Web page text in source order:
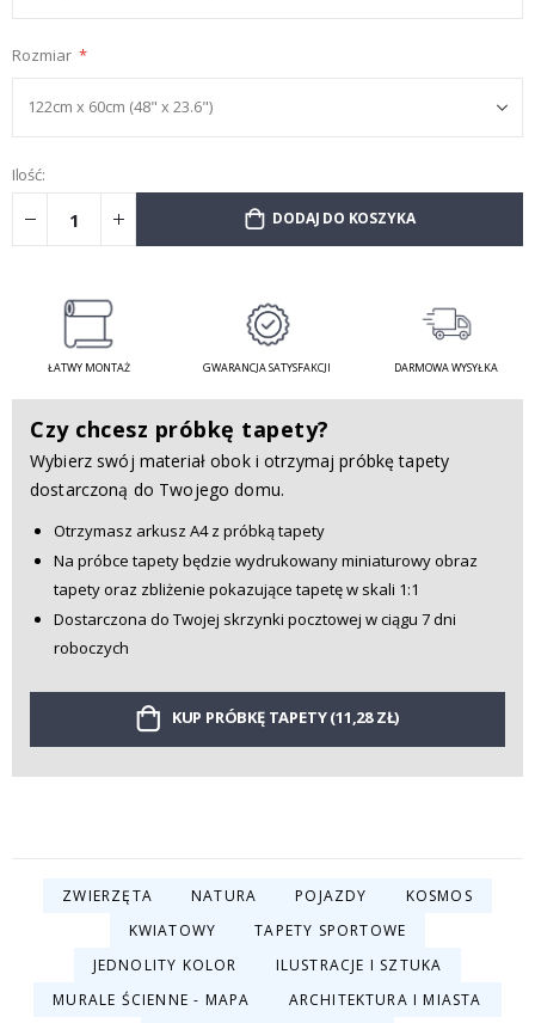
Rozmiar
Ilość:
DODAJ DO KOSZYKA
ŁATWY MONTAŻ GWARANCJA SATYSFAKCJI DARMOWA WYSYŁKA
Czy chcesz próbkę tapety?
Wybierz swój materiał obok i otrzymaj próbkę tapety
dostarczoną do Twojego domu.
Otrzymasz arkusz A4 z próbką tapety
Na próbce tapety będzie wydrukowany miniaturowy obraz
tapety oraz zbliżenie pokazujące tapetę w skali 1:1
Dostarczona do Twojej skrzynki pocztowej w ciągu 7 dni
roboczych
KUP PRÓBKĘ TAPETY (11,28 ZŁ)
ZWIERZĘTA NATURA POJAZDY
KOSMOS
KWIATOWY
TAPETY SPORTOWE
JEDNOLITY KOLOR
ILUSTRACJE I SZTUKA
MURALE ŚCIENNE - MAPA
ARCHITEKTURA I MIASTA